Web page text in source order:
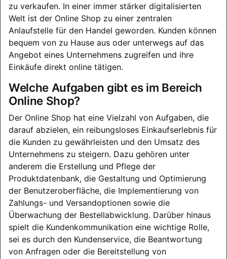
zu verkaufen. In einer immer stärker digitalisierten
Welt ist der Online Shop zu einer zentralen
Anlaufstelle für den Handel geworden. Kunden können
bequem von zu Hause aus oder unterwegs auf das
Angebot eines Unternehmens zugreifen und ihre
Einkäufe direkt online tätigen.
Welche Aufgaben gibt es im Bereich
Online Shop?
Der Online Shop hat eine Vielzahl von Aufgaben, die
darauf abzielen, ein reibungsloses Einkaufserlebnis für
die Kunden zu gewährleisten und den Umsatz des
Unternehmens zu steigern. Dazu gehören unter
anderem die Erstellung und Pflege der
Produktdatenbank, die Gestaltung und Optimierung
der Benutzeroberfläche, die Implementierung von
Zahlungs- und Versandoptionen sowie die
Überwachung der Bestellabwicklung. Darüber hinaus
spielt die Kundenkommunikation eine wichtige Rolle,
sei es durch den Kundenservice, die Beantwortung
von Anfragen oder die Bereitstellung von